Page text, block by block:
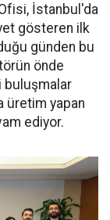
İstanbul'da
gösteren ilk
günden bu
önde
buluşmalar
üretim yapan
ediyor.